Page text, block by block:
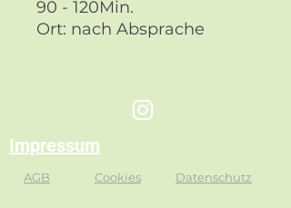
90 - 120Min.
Ort: nach Absprache
Impressum
AGB Cookies Datenschutz